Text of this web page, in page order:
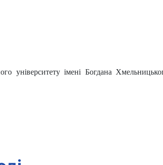
університету імені Богдана